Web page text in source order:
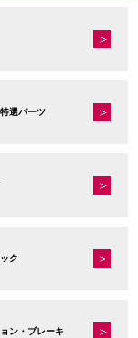
選パーツ
ク
ン・ブレーキ